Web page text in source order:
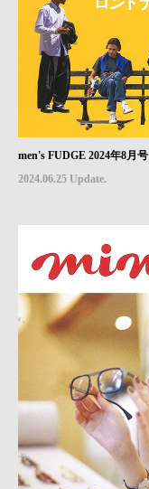
men's FUDGE 2024年8月号
2024.06.25 Update.